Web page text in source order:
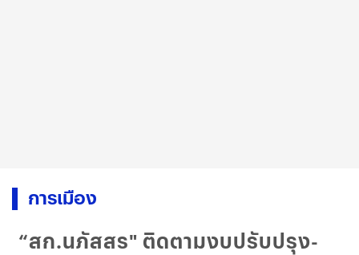
การเมือง
“สก.นภัสสร" ติดตามงบปรับปรุง-